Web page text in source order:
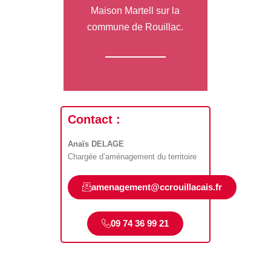
Maison Martell sur la
commune de Rouillac.
Contact :
Anaïs DELAGE
Chargée d’aménagement du territoire
amenagement@ccrouillacais.fr
09 74 36 99 21